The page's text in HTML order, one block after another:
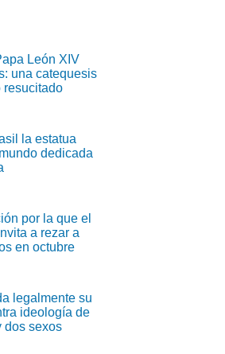
León XIV
una catequesis
resucitado
la estatua
dedicada
por la que el
a rezar a
en octubre
legalmente su
ideología de
dos sexos